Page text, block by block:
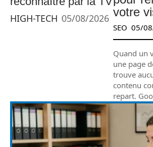
HIGH-TECH 05/08/2026 votre
SEO 05/
Quand un
une page
trouve
contenu
repart.